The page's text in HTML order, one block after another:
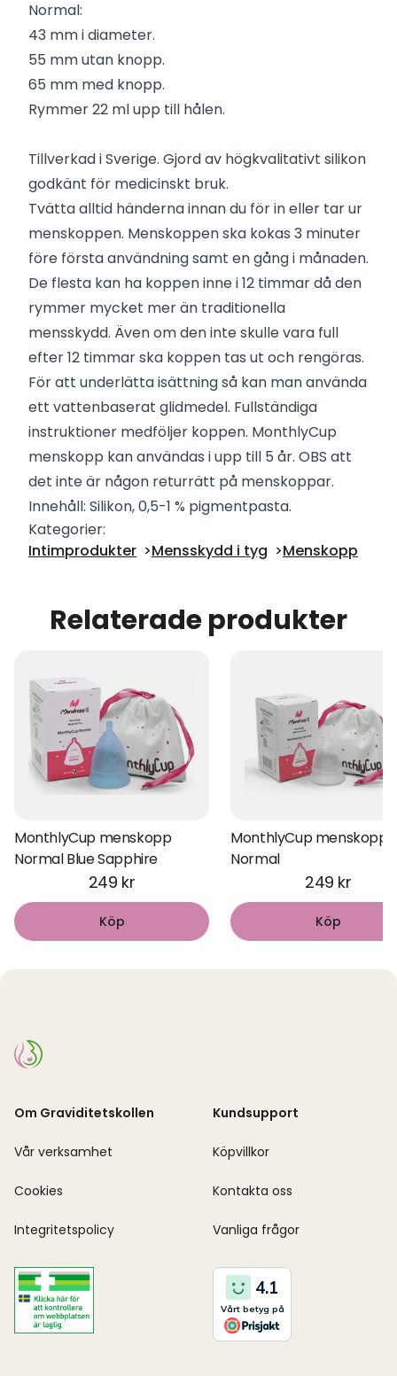
Normal:
43 mm i diameter.
55 mm utan knopp.
65 mm med knopp.
Rymmer 22 ml upp till hålen.
Tillverkad i Sverige. Gjord av högkvalitativt silikon
godkänt för medicinskt bruk.
Tvätta alltid händerna innan du för in eller tar ur
menskoppen. Menskoppen ska kokas 3 minuter
före första användning samt en gång i månaden.
De flesta kan ha koppen inne i 12 timmar då den
rymmer mycket mer än traditionella
mensskydd. Även om den inte skulle vara full
efter 12 timmar ska koppen tas ut och rengöras.
För att underlätta isättning så kan man använda
ett vattenbaserat glidmedel. Fullständiga
instruktioner medföljer koppen. MonthlyCup
menskopp kan användas i upp till 5 år. OBS att
det inte är någon returrätt på menskoppar.
Innehåll: Silikon, 0,5-1 % pigmentpasta.
Kategorier:
Intimprodukter
Mensskydd i tyg Menskopp
Relaterade produkter
MonthlyCup menskopp
Normal Blue Sapphire
249 kr
Köp
MonthlyCup menskopp
Normal
249 kr
Köp
Om Graviditetskollen
Vår verksamhet
Cookies
Integritetspolicy
Kundsupport
Köpvillkor
Kontakta oss
Vanliga frågor